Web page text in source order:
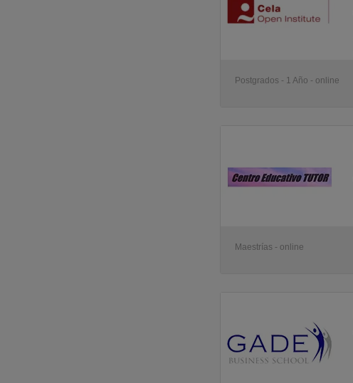
Postgrados - 1 Año - online
Maestrías - online